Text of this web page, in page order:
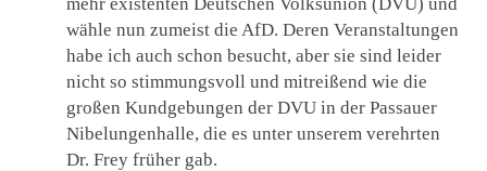
wähle nun zumeist die AfD. Deren Veranstaltungen
habe ich auch schon besucht, aber sie sind leider
nicht so stimmungsvoll und mitreißend wie die
großen Kundgebungen der DVU in der Passauer
Nibelungenhalle, die es unter unserem verehrten
Dr. Frey früher gab.